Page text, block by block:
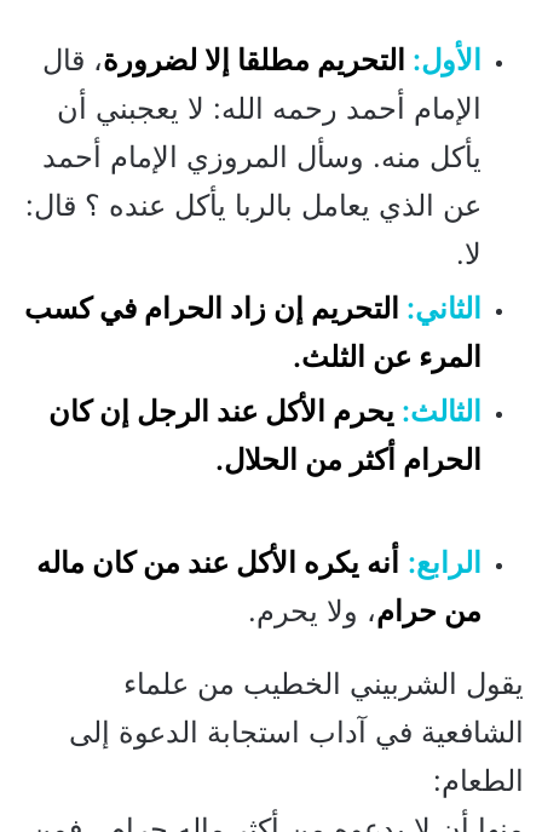
الأول: التحريم مطلقا إلا لضرورة، قال
الإمام أحمد رحمه الله: لا يعجبني أن
يأكل منه. وسأل المروزي الإمام أحمد
عن الذي يعامل بالربا يأكل عنده ؟ قال:
لا.
الثاني: التحريم إن زاد الحرام في كسب
المرء عن الثلث.
الثالث: يحرم الأكل عند الرجل إن كان
الحرام أكثر من الحلال.
الرابع: أنه يكره الأكل عند من كان ماله
من حرام، ولا يحرم.
يقول الشربيني الخطيب من علماء
الشافعية في آداب استجابة الدعوة إلى
الطعام: